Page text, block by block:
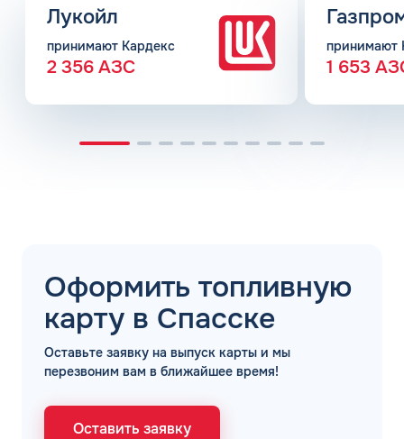
Лукойл
принимают Кардекс
2 356 АЗС
принимают
1 653
Оформить топливную
карту в Спасске
Оставьте заявку на выпуск карты и мы
перезвоним вам в ближайшее время!
Оставить заявку